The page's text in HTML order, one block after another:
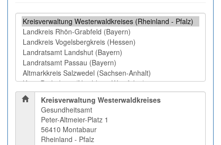
Kreisverwaltung Westerwaldkreises
Gesundheitsamt
Peter-Altmeier-Platz 1
56410 Montabaur
Rheinland - Pfalz